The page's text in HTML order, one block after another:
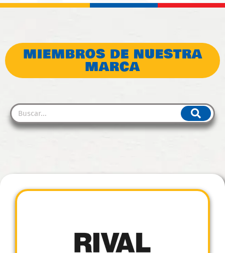
MIEMBROS DE NUESTRA
MARCA